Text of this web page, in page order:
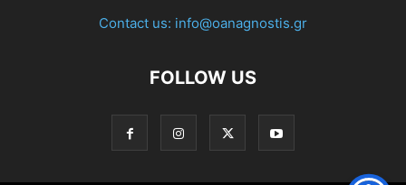
Contact us: info@oanagnostis.gr
FOLLOW US